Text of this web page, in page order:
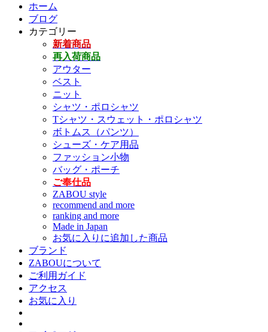
ホーム
ブログ
カテゴリー
新着商品
再入荷商品
アウター
ベスト
ニット
シャツ・ポロシャツ
Tシャツ・スウェット・ポロシャツ
ボトムス（パンツ）
シューズ・ケア用品
ファッション小物
バッグ・ポーチ
ご奉仕品
ZABOU style
recommend and more
ranking and more
Made in Japan
お気に入りに追加した商品
ブランド
ZABOUについて
ご利用ガイド
アクセス
お気に入り